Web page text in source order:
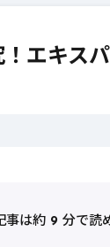
エキス
事は約 9 分で読